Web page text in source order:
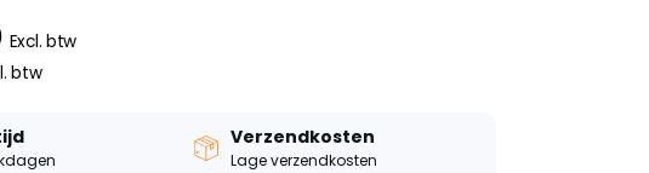
Excl. btw
btw
Verzendkosten
Lage verzendkosten